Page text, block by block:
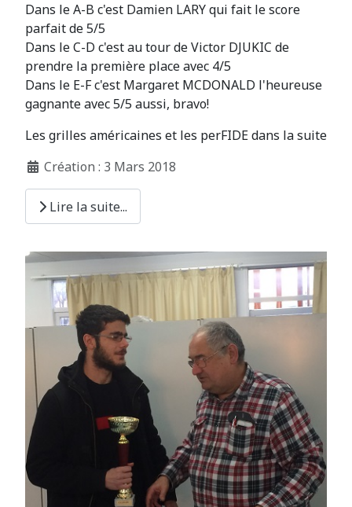
Dans le A-B c'est Damien LARY qui fait le score
parfait de 5/5
Dans le C-D c'est au tour de Victor DJUKIC de
prendre la première place avec 4/5
Dans le E-F c'est Margaret MCDONALD l'heureuse
gagnante avec 5/5 aussi, bravo!
Les grilles américaines et les perFIDE dans la suite
Création : 3 Mars 2018
Lire la suite...